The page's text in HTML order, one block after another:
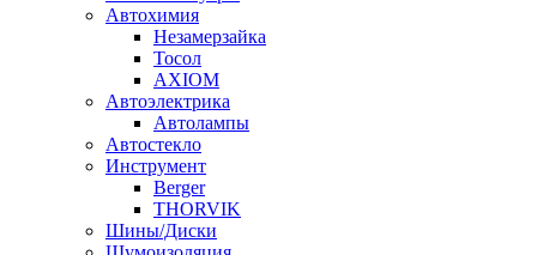
Автохимия
Незамерзайка
Тосол
AXIOM
Автоэлектрика
Автолампы
Автостекло
Инструмент
Berger
THORVIK
Шины/Диски